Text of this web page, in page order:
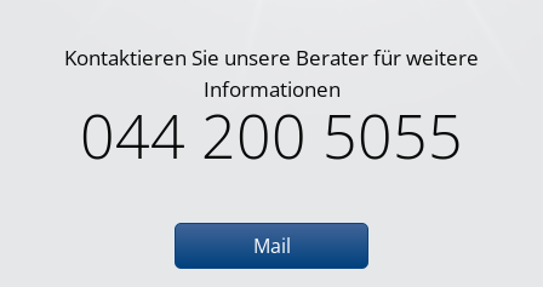
Kontaktieren Sie unsere Berater für weitere
Informationen
044 200 5055
Mail